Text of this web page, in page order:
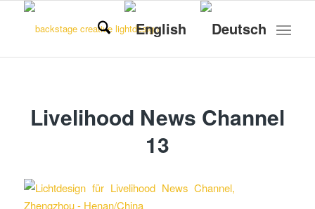
Livelihood News Channel
13